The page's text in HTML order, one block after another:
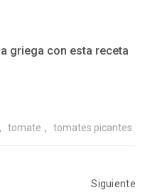
griega con esta receta
, tomate , tomates picantes
Siguiente